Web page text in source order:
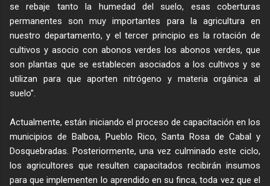
se rebaje tanto la humedad del suelo, esas coberturas
permanentes son muy importantes para la agricultura en
nuestro departamento, y el tercer principio es la rotación de
cultivos y asocio con abonos verdes los abonos verdes, que
son plantas que se establecen asociados a los cultivos y se
utilizan para que aporten nitrógeno y materia orgánica al
suelo”.
Actualmente, están iniciando el proceso de capacitación en los
municipios de Balboa, Pueblo Rico, Santa Rosa de Cabal y
Dosquebradas. Posteriormente, una vez culminado este ciclo,
los agricultores que resulten capacitados recibirán insumos
para que implementen lo aprendido en su finca, toda vez que el